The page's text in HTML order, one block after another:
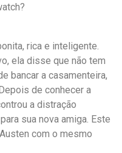
rica e inteligente.
ela disse que não tem
bancar a casamenteira,
de conhecer a
a distração
sua nova amiga. Este
com o mesmo